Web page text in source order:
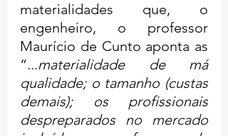
materialidades que, o
engenheiro, o professor
Maurício de Cunto aponta as
“...materialidade de má
qualidade; o tamanho (custas
demais); os profissionais
despreparados no mercado